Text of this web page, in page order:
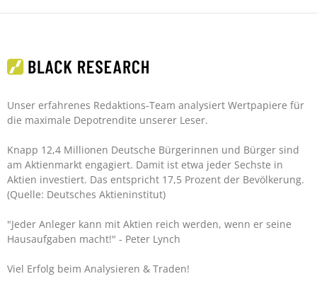
Unser erfahrenes Redaktions-Team analysiert Wertpapiere für
die maximale Depotrendite unserer Leser.
Knapp 12,4 Millionen Deutsche Bürgerinnen und Bürger sind
am Aktienmarkt engagiert. Damit ist etwa jeder Sechste in
Aktien investiert. Das entspricht 17,5 Prozent der Bevölkerung.
(Quelle: Deutsches Aktieninstitut)
"Jeder Anleger kann mit Aktien reich werden, wenn er seine
Hausaufgaben macht!" - Peter Lynch
Viel Erfolg beim Analysieren & Traden!